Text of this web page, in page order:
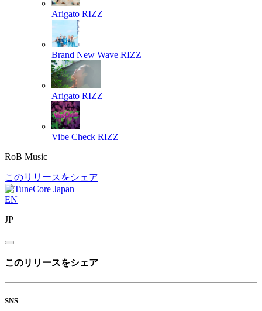
Arigato RIZZ
Brand New Wave RIZZ
Arigato RIZZ
Vibe Check RIZZ
RoB Music
このリリースをシェア
EN
JP
このリリースをシェア
SNS